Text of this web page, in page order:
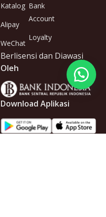
Katalog
Alipay
WeChat
Bank
Account
Loyalty
Berlisensi dan Diawasi
Oleh
Download Aplikasi